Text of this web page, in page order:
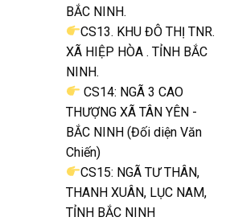
BẮC NINH.
CS13. KHU ĐÔ THỊ TNR.
XÃ HIỆP HÒA . TỈNH BẮC
NINH.
CS14: NGÃ 3 CAO
THƯỢNG XÃ TÂN YÊN -
BẮC NINH (Đối diện Văn
Chiến)
CS15: NGÃ TƯ THÂN,
THANH XUÂN, LỤC NAM,
TỈNH BẮC NINH